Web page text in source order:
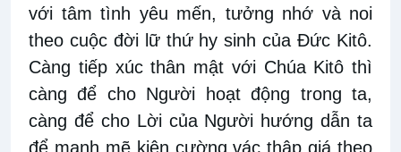
với tâm tình yêu mến, tưởng nhớ và noi
theo cuộc đời lữ thứ hy sinh của Đức Kitô.
Càng tiếp xúc thân mật với Chúa Kitô thì
càng để cho Người hoạt động trong ta,
càng để cho Lời của Người hướng dẫn ta
để mạnh mẽ kiên cường vác thập giá theo